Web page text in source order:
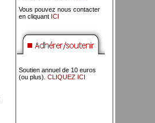
Vous pouvez nous contacter
en cliquant ICI
Soutien annuel de 10 euros
(ou plus). CLIQUEZ ICI